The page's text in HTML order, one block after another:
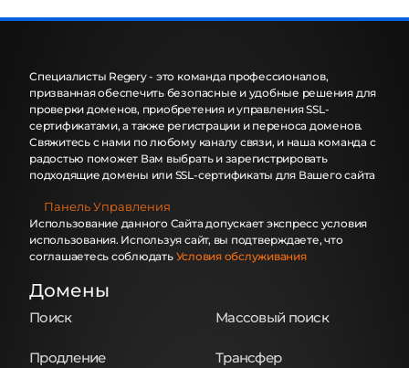
Специалисты Regery - это команда профессионалов,
призванная обеспечить безопасные и удобные решения для
проверки доменов, приобретения и управления SSL-
сертификатами, а также регистрации и переноса доменов.
Свяжитесь с нами по любому каналу связи, и наша команда с
радостью поможет Вам выбрать и зарегистрировать
подходящие домены или SSL-сертификаты для Вашего сайта
Панель Управления
Использование данного Сайта допускает экспресс условия
использования. Используя сайт, вы подтверждаете, что
соглашаетесь соблюдать Условия обслуживания
Домены
Поиск Массовый поиск
Продление Трансфер